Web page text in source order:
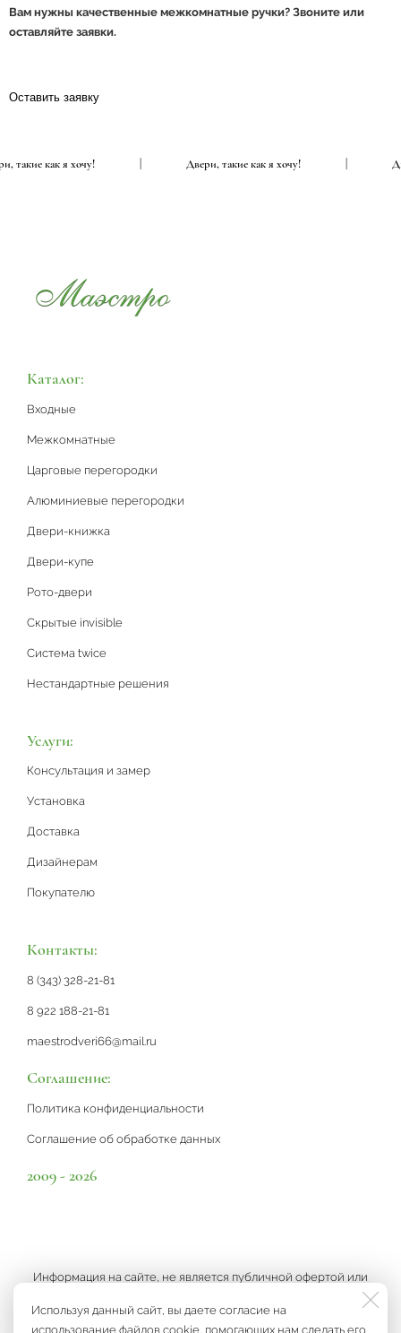
Используя данный сайт, вы даете согласие на
использование файлов cookie, помогающих нам сделать его
Вам нужны качественные межкомнатные ручки? Звоните или
оставляйте заявки.
Оставить заявку
такие как я хочу! Двери, такие как я хочу!
Каталог:
Входные
Межкомнатные
Царговые перегородки
Алюминиевые перегородки
Двери-книжка
Двери-купе
Рото-двери
Скрытые invisible
Система twice
Нестандартные решения
Услуги:
Консультация и замер
Установка
Доставка
Дизайнерам
Покупателю
Контакты:
8 (343) 328-21-81
8 922 188-21-81
maestrodveri66@mail.ru
Соглашение:
Политика конфиденциальности
Соглашение об обработке данных
2009 - 2026
Информация на сайте, не является публичной офертой или
рекламой, а носит информационный характер и может быть
изменена по усмотрению компании.